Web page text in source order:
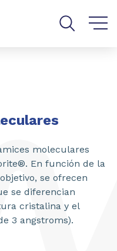
moleculares
En función de la
se ofrecen
se diferencian
cristalina y el
3 angstroms).